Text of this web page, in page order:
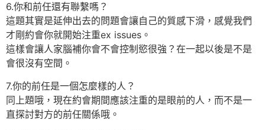
6.你和前任還有聯繫嗎？
這題其實是延伸出去的問題會讓自己的質感下滑，感覺我們
才剛約會你就開始注重ex issues。
這樣會讓人家腦補你會不會控制慾很強？在一起以後是不是
會很沒有空間。
7.你的前任是一個怎麼樣的人？
同上題哦，現在約會期間應該注重的是眼前的人，而不是一
直探討對方的前任關係哦。